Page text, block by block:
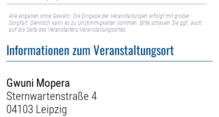
Alle Angaben ohne Gewähr. Die Eingabe der Veranstaltungen erfolgt mit großer
Sorgfalt. Dennoch kann es zu Unstimmigkeiten kommen. Bitte schauen Sie ggf. auch
auf die Seite des Veranstalters/Veranstaltungsortes.
Informationen zum Veranstaltungsort
Gwuni Mopera
Sternwartenstraße 4
04103 Leipzig